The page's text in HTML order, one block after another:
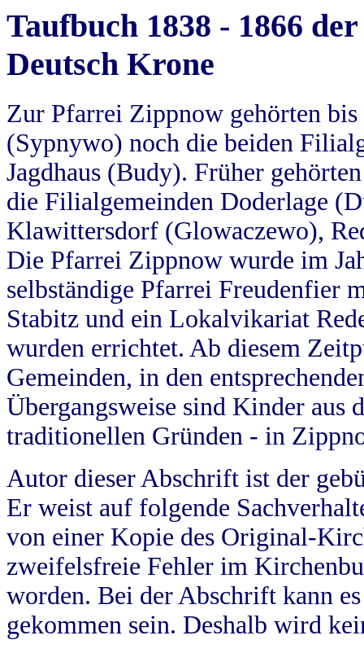
Taufbuch 1838 - 1866
Deutsch Krone
Zur Pfarrei Zippnow gehörten
(Sypnywo) noch die beiden
Jagdhaus (Budy). Früher
die Filialgemeinden Doderlage
Klawittersdorf (Glowaczewo),
Die Pfarrei Zippnow wurde im
selbständige Pfarrei Freudenfier
Stabitz und ein Lokalvikariat
wurden errichtet. Ab diesem
Gemeinden, in den
Übergangsweise sind Kinder aus
traditionellen Gründen - in
Autor dieser Abschrift ist der
Er weist auf folgende
von einer Kopie des Original-
zweifelsfreie Fehler im
worden. Bei der Abschrift kann
gekommen sein. Deshalb wird